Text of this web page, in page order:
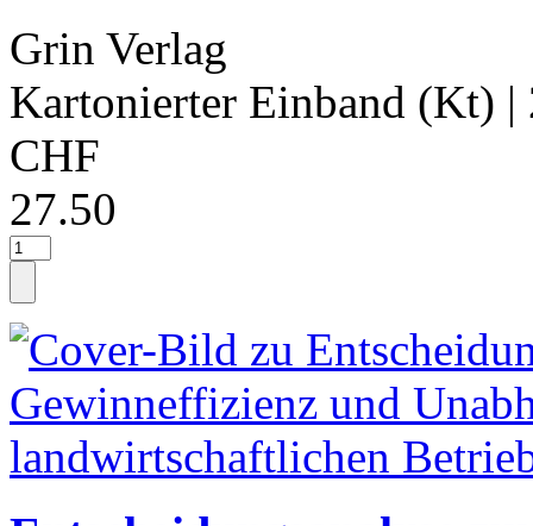
Grin Verlag
Kartonierter Einband (Kt) |
CHF
27.50